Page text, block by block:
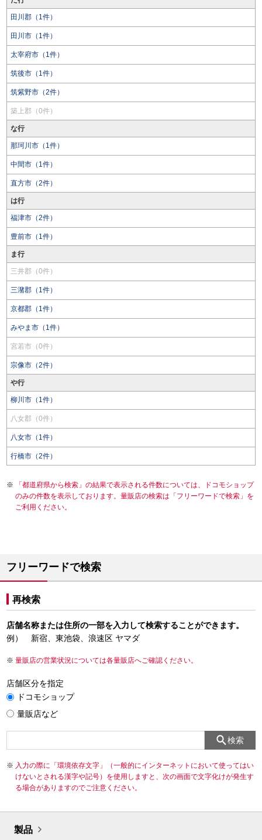
田川郡（1件）
田川市（1件）
太宰府市（1件）
筑後市（1件）
筑紫野市（2件）
築上郡（0件）
な行
那珂川市（1件）
中間市（1件）
直方市（2件）
は行
福津市（2件）
豊前市（1件）
ま行
三井郡（0件）
三潴郡（1件）
京都郡（1件）
みやま市（1件）
宮若市（0件）
宗像市（2件）
や行
柳川市（1件）
八女郡（0件）
八女市（1件）
行橋市（2件）
「都道府県から検索」の結果で表示される件数については、ドコモショップ
のみの件数を表示しております。量販店の検索は「フリーワードで検索」を
ご利用ください。
フリーワードで検索
再検索
店舗名称または住所の一部を入力して検索することができます。
例） 新宿、東池袋、浪速区 ヤマダ
量販店の営業状況については各量販店へご確認ください。
店舗区分を指定
ドコモショップ
量販店など
検索
入力の際に「環境依存文字」（一般的にインターネットにおいて使ってはい
けないとされる漢字や記号）を使用しますと、次の画面で文字化けが発生す
る場合がありますのでご注意ください。
製品